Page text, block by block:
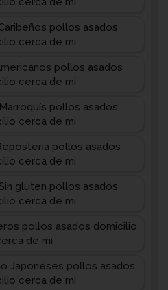
pollos asados
cerca de mi
pollos asados
cerca de mi
pollos asados
cerca de mi
pollos asados
cerca de mi
gluten pollos asados
cerca de mi
pollos asados domicilio
de mi
Japonéses pollos asados
cerca de mi